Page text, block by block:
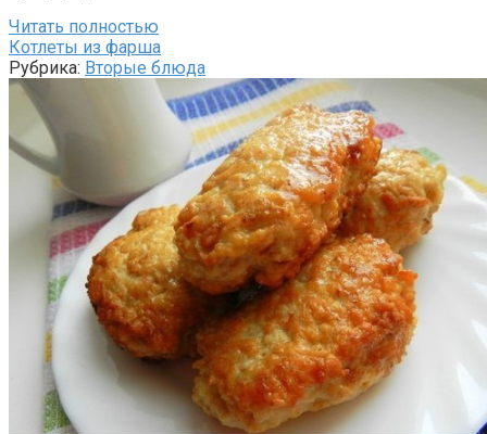
Читать полностью
Котлеты из фарша
Рубрика: Вторые блюда